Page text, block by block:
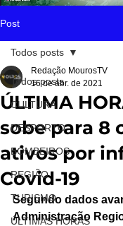
Post
Todos posts
CULTURA
DESPORTO
BOMBEIROS
REGIÃO
TURISMO
ÚLTIMAS HORAS
Todos posts
ÚLTIMA
sobe para 8
ativos por
Covid-19
Redação MourosTV
16 de abr. de 2021
Segundo dados
Administração